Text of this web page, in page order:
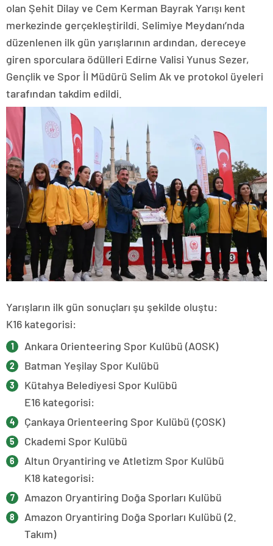
olan Şehit Dilay ve Cem Kerman Bayrak Yarışı kent
merkezinde gerçekleştirildi. Selimiye Meydanı’nda
düzenlenen ilk gün yarışlarının ardından, dereceye
giren sporculara ödülleri Edirne Valisi Yunus Sezer,
Gençlik ve Spor İl Müdürü Selim Ak ve protokol üyeleri
tarafından takdim edildi.
Yarışların ilk gün sonuçları şu şekilde oluştu:
K16 kategorisi:
Ankara Orienteering Spor Kulübü (AOSK)
Batman Yeşilay Spor Kulübü
Kütahya Belediyesi Spor Kulübü
E16 kategorisi:
Çankaya Orienteering Spor Kulübü (ÇOSK)
Ckademi Spor Kulübü
Altun Oryantiring ve Atletizm Spor Kulübü
K18 kategorisi:
Amazon Oryantiring Doğa Sporları Kulübü
Amazon Oryantiring Doğa Sporları Kulübü (2.
Takım)